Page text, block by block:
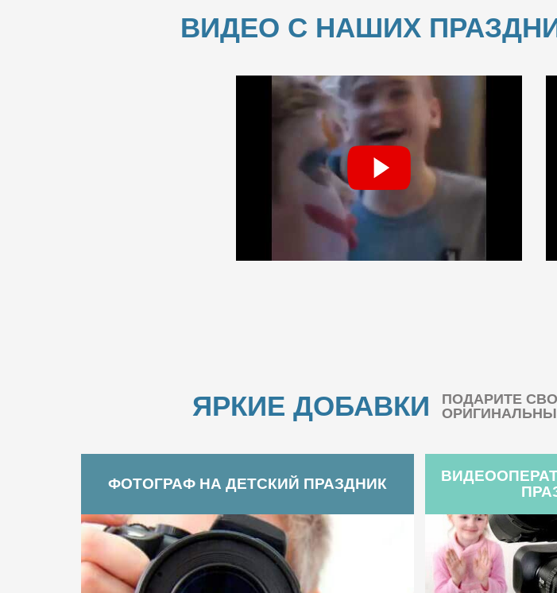
ВИДЕО С НАШИХ
ЯРКИЕ ДОБАВКИ
ПОДАРИТЕ
ФОТОГРАФ НА ДЕТСКИЙ ПРАЗДНИК